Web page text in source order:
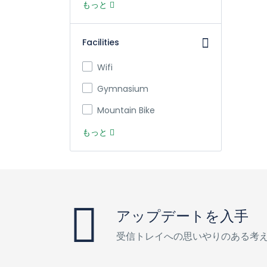
もっと
Facilities
Wifi
Gymnasium
Mountain Bike
もっと
アップデートを入手
受信トレイへの思いやりのある考